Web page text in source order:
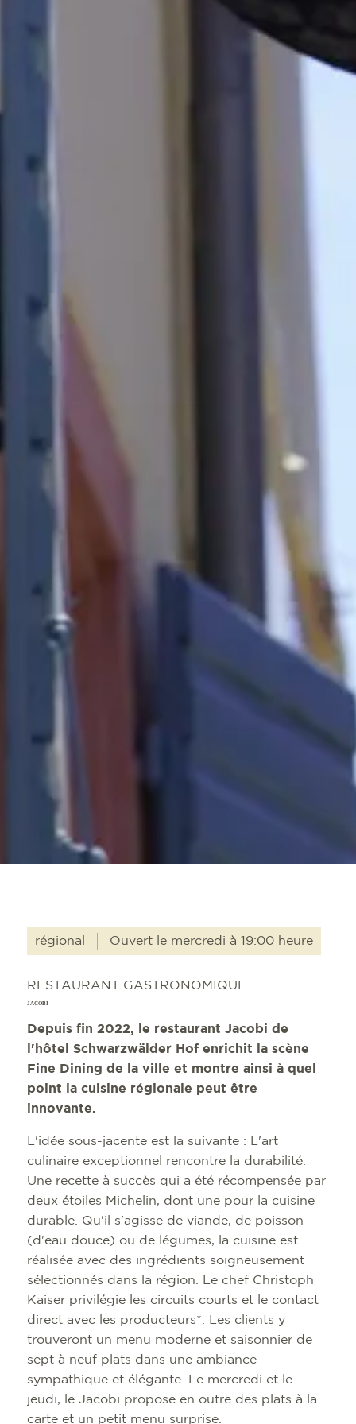
régional Ouvert le mercredi à 19:00 heure
RESTAURANT GASTRONOMIQUE
JACOBI
Depuis fin 2022, le restaurant Jacobi de
l'hôtel Schwarzwälder Hof enrichit la scène
Fine Dining de la ville et montre ainsi à quel
point la cuisine régionale peut être
innovante.
L'idée sous-jacente est la suivante : L'art
culinaire exceptionnel rencontre la durabilité.
Une recette à succès qui a été récompensée par
deux étoiles Michelin, dont une pour la cuisine
durable. Qu'il s'agisse de viande, de poisson
(d'eau douce) ou de légumes, la cuisine est
réalisée avec des ingrédients soigneusement
sélectionnés dans la région. Le chef Christoph
Kaiser privilégie les circuits courts et le contact
direct avec les producteurs*. Les clients y
trouveront un menu moderne et saisonnier de
sept à neuf plats dans une ambiance
sympathique et élégante. Le mercredi et le
jeudi, le Jacobi propose en outre des plats à la
carte et un petit menu surprise.